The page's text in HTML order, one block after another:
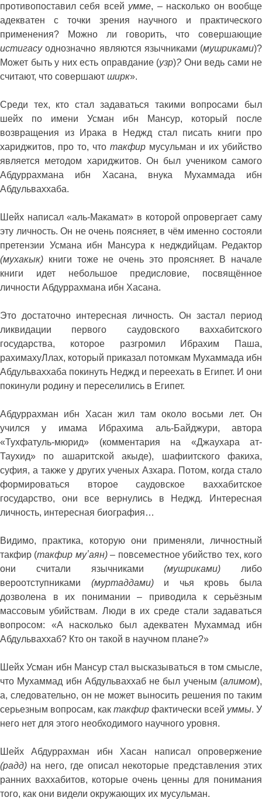
противопоставил себя всей умме, – насколько он вообще
адекватен с точки зрения научного и практического
применения? Можно ли говорить, что совершающие
истигасуоднозначно являются язычниками (мушриками)?
Может быть у них есть оправдание (узр)? Они ведь сами не
считают, что совершают ширк».
Среди тех, кто стал задаваться такими вопросами был
шейх по имени Усман ибн Мансур, который после
возвращения из Ирака в Неджд стал писать книги про
хариджитов, про то, что такфир мусульман и их убийство
является методом хариджитов. Он был учеником самого
Абдуррахмана ибн Хасана, внука Мухаммада ибн
Абдульваххаба.
Шейх написал «аль-Макамат» в которой опровергает саму
эту личность. Он не очень поясняет, в чём именно состояли
претензии Усмана ибн Мансура к недждийцам. Редактор
(мухакык) книги тоже не очень это проясняет. В начале
книги идет небольшое предисловие, посвящённое
личности Абдуррахмана ибн Хасана.
Это достаточно интересная личность. Он застал период
ликвидации первого саудовского ваххабитского
государства, которое разгромил Ибрахим Паша,
рахимахуЛлах, который приказал потомкам Мухаммада ибн
Абдульваххаба покинуть Неджд и переехать в Египет. И они
покинули родину и переселились в Египет.
Абдуррахман ибн Хасан жил там около восьми лет. Он
учился у имама Ибрахима аль-Байджури, автора
«Тухфатуль-мюрид» (комментария на «Джаухара ат-
Таухид» по ашаритской акыде), шафиитского факиха,
суфия, а также у других ученых Азхара. Потом, когда стало
формироваться второе саудовское ваххабитское
государство, они все вернулись в Неджд. Интересная
личность, интересная биография…
Видимо, практика, которую они применяли, личностный
такфир (такфир муʼаян)– повсеместное убийство тех, кого
они считали язычниками(мушриками) либо
вероотступниками (муртаддами)и чья кровь была
дозволена в их понимании – приводила к серьёзным
массовым убийствам. Люди в их среде стали задаваться
вопросом: «А насколько был адекватен Мухаммад ибн
Абдульваххаб? Кто он такой в научном плане?»
Шейх Усман ибн Мансур стал высказываться в том смысле,
что Мухаммад ибн Абдульваххаб не был ученым (алимом),
а, следовательно, он не может выносить решения по таким
серьезным вопросам, как такфир фактически всей уммы. У
него нет для этого необходимого научного уровня.
Шейх Абдуррахман ибн Хасан написал опровержение
(радд) на него, где описал некоторые представления этих
ранних ваххабитов, которые очень ценны для понимания
того, как они видели окружающих их мусульман.